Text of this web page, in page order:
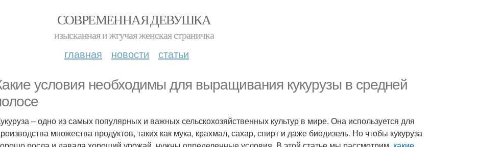
СОВРЕМЕННАЯ ДЕВУШКА
изысканная и жгучая женская страничка
главная новости статьи
условия необходимы для выращивания кукурузы в средней
– одно из самых популярных и важных сельскохозяйственных культур в мире. Она используется для
множества продуктов, таких как мука, крахмал, сахар, спирт и даже биодизель. Но чтобы кукуруза